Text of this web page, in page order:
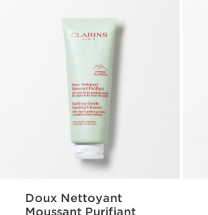
Doux Nettoyant
Moussant Purifiant